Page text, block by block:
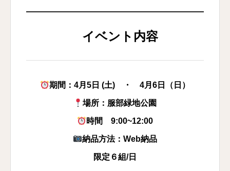
イベント内容
期間：4月5日 (土) ・ 4月6日（日）
場所：服部緑地公園
時間 9:00~12:00
納品方法：Web納品
限定６組/日